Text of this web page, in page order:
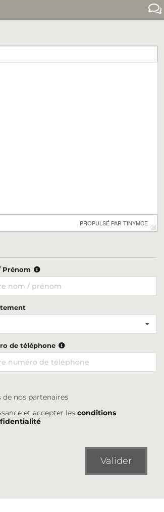
PROPULSÉ PAR TINYMCE
Prénom
de téléphone
nos partenaires
et accepter lesconditions
Valider